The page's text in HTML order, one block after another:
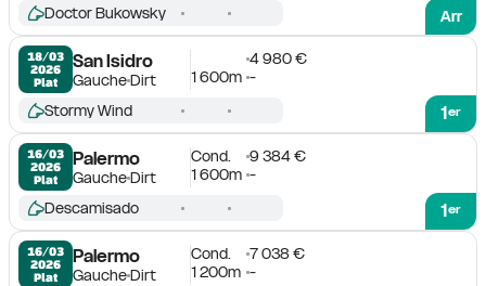
Arr
Doctor Bukowsky
18/03
2026
Plat
San Isidro
GaucheDirt
4 980 €
1 600m -
1er
Stormy Wind
16/03
2026
Plat
Palermo
GaucheDirt
Cond.
9 384 €
1 600m -
1er
Descamisado
16/03
2026
Plat
Palermo
GaucheDirt
Cond.
7 038 €
1 200m -